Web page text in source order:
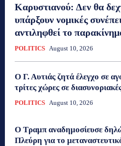
Καρυστιανού: Δεν θα
υπάρξουν νομικές
αντιληφθεί το
POLITICS August 10, 2026
Ο Γ. Αυτιάς ζητά έλεγχο σε
τρίτες χώρες σε
POLITICS August 10, 2026
Ο Τραμπ αναδημοσίευσε
Πλεύρη για το